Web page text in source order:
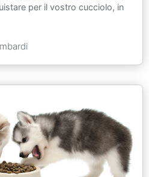
per il vostro cucciolo, in